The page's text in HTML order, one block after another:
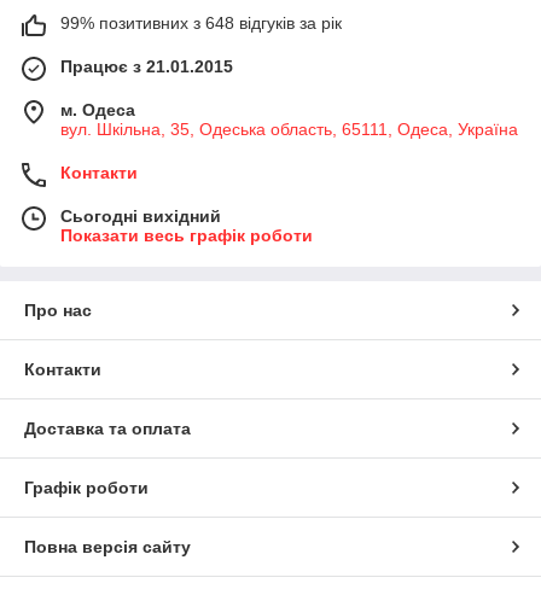
99% позитивних з 648 відгуків за рік
Працює з 21.01.2015
м. Одеса
вул. Шкільна, 35, Одеська область, 65111, Одеса, Україна
Контакти
Сьогодні вихідний
Показати весь графік роботи
Про нас
Контакти
Доставка та оплата
Графік роботи
Повна версія сайту